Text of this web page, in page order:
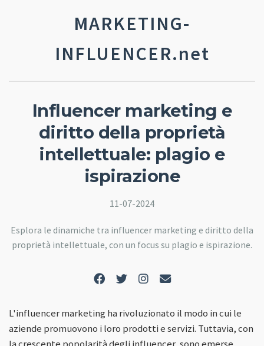
MARKETING-
INFLUENCER.net
Influencer marketing e
diritto della proprietà
intellettuale: plagio e
ispirazione
11-07-2024
Esplora le dinamiche tra influencer marketing e diritto della
proprietà intellettuale, con un focus su plagio e ispirazione.
L'influencer marketing ha rivoluzionato il modo in cui le
aziende promuovono i loro prodotti e servizi. Tuttavia, con